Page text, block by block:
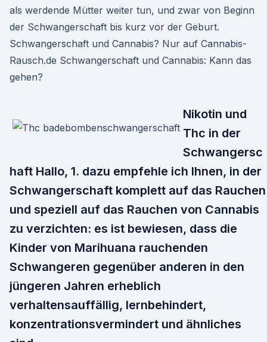
als werdende Mütter weiter tun, und zwar von Beginn
der Schwangerschaft bis kurz vor der Geburt.
Schwangerschaft und Cannabis? Nur auf Cannabis-
Rausch.de Schwangerschaft und Cannabis: Kann das
gehen?
Nikotin und
Thc in der
Schwangersc
haft Hallo, 1. dazu empfehle ich Ihnen, in der
Schwangerschaft komplett auf das Rauchen
und speziell auf das Rauchen von Cannabis
zu verzichten: es ist bewiesen, dass die
Kinder von Marihuana rauchenden
Schwangeren gegenüber anderen in den
jüngeren Jahren erheblich
verhaltensauffällig, lernbehindert,
konzentrationsvermindert und ähnliches